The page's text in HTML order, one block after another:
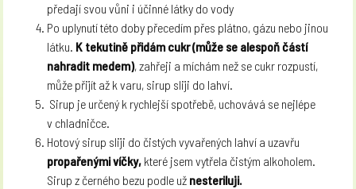
předají svou vůni i účinné látky do vody
Po uplynutí této doby přecedím přes plátno, gázu nebo jinou
látku. K tekutině přidám cukr (může se alespoň částí
nahradit medem), zahřeji a míchám než se cukr rozpustí,
může přijít až k varu, sirup sliji do lahví.
Sirup je určený k rychlejší spotřebě, uchovává se nejlépe
v chladničce.
Hotový sirup sliji do čistých vyvařených lahví a uzavřu
propařenými víčky, které jsem vytřela čistým alkoholem.
Sirup z černého bezu podle už nesteriluji.